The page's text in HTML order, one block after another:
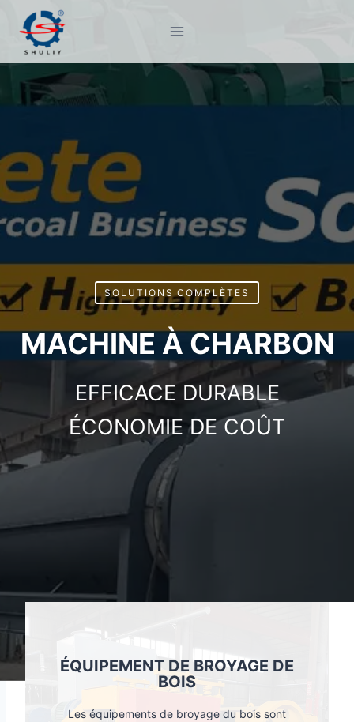
contenu
SOLUTIONS COMPLÈTES
MACHINE À CHARBON
EFFICACE DURABLE
ÉCONOMIE DE COÛT
ÉQUIPEMENT DE BROYAGE DE
BOIS
Les équipements de broyage du bois sont